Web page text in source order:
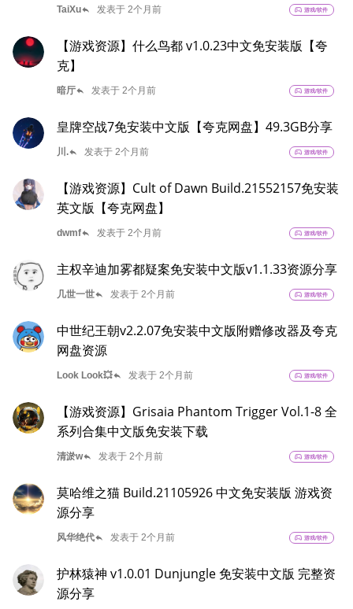
TaiXureply 发表于 2个月前 sports_esports 游戏/软件
【游戏资源】什么鸟都 v1.0.23中文免安装版【夸
克】
暗厅reply 发表于 2个月前 sports_esports 游戏/软件
皇牌空战7免安装中文版【夸克网盘】49.3GB分享
川.reply 发表于 2个月前 sports_esports 游戏/软件
【游戏资源】Cult of Dawn Build.21552157免安装
英文版【夸克网盘】
dwmfreply 发表于 2个月前 sports_esports 游戏/软件
主权辛迪加雾都疑案免安装中文版v1.1.33资源分享
几世一世reply 发表于 2个月前 sports_esports 游戏/软件
中世纪王朝v2.2.07免安装中文版附赠修改器及夸克
网盘资源
Look Look💥reply 发表于 2个月前 sports_esports 游戏/软件
【游戏资源】Grisaia Phantom Trigger Vol.1-8 全
系列合集中文版免安装下载
清淤wreply 发表于 2个月前 sports_esports 游戏/软件
莫哈维之猫 Build.21105926 中文免安装版 游戏资
源分享
风华绝代reply 发表于 2个月前 sports_esports 游戏/软件
护林猿神 v1.0.01 Dunjungle 免安装中文版 完整资
源分享